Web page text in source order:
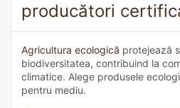
producători
Agricultura ecologică protejează
biodiversitatea, contribuind la
climatice. Alege produsele
pentru mediu.